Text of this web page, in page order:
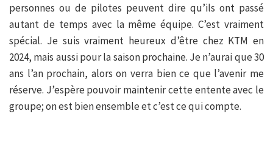
personnes ou de pilotes peuvent dire qu’ils ont passé
autant de temps avec la même équipe. C’est vraiment
spécial. Je suis vraiment heureux d’être chez KTM en
2024, mais aussi pour la saison prochaine. Je n’aurai que 30
ans l’an prochain, alors on verra bien ce que l’avenir me
réserve. J’espère pouvoir maintenir cette entente avec le
groupe; on est bien ensemble et c’est ce qui compte.